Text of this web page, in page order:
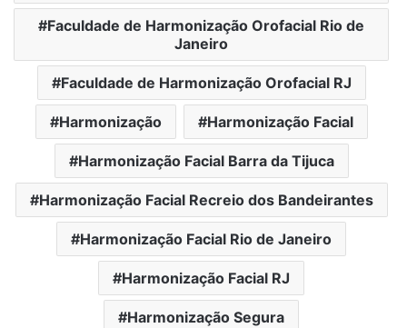
Faculdade de Harmonização Orofacial Rio de
Janeiro
Faculdade de Harmonização Orofacial RJ
Harmonização Harmonização Facial
Harmonização Facial Barra da Tijuca
Harmonização Facial Recreio dos Bandeirantes
Harmonização Facial Rio de Janeiro
Harmonização Facial RJ
Harmonização Segura